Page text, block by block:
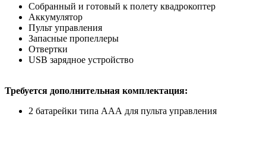
Собранный и готовый к полету квадрокоптер
Аккумулятор
Пульт управления
Запасные пропеллеры
Отвертки
USB зарядное устройство
Требуется дополнительная комплектация:
2 батарейки типа ААА для пульта управления